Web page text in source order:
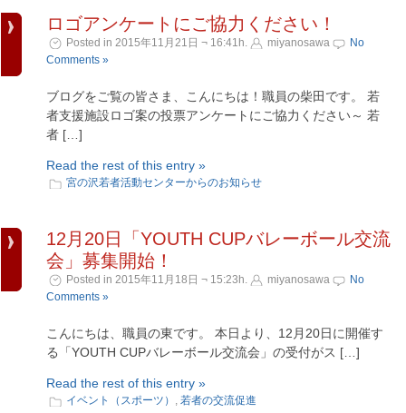
ロゴアンケートにご協力ください！
Posted in 2015年11月21日 ¬ 16:41h. miyanosawa
No
Comments »
ブログをご覧の皆さま、こんにちは！職員の柴田です。 若
者支援施設ロゴ案の投票アンケートにご協力ください～ 若
者 […]
Read the rest of this entry »
宮の沢若者活動センターからのお知らせ
12月20日「YOUTH CUPバレーボール交流
会」募集開始！
Posted in 2015年11月18日 ¬ 15:23h. miyanosawa
No
Comments »
こんにちは、職員の東です。 本日より、12月20日に開催す
る「YOUTH CUPバレーボール交流会」の受付がス […]
Read the rest of this entry »
イベント（スポーツ） , 若者の交流促進